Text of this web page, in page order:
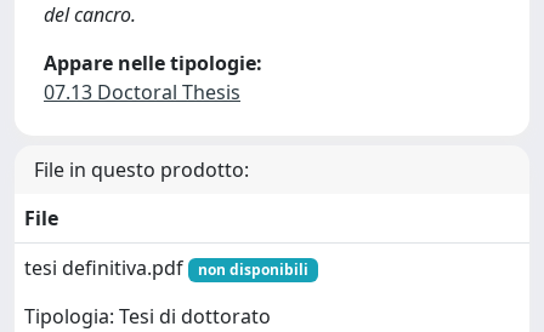
del cancro.
Appare nelle tipologie:
07.13 Doctoral Thesis
File in questo prodotto:
File
tesi definitiva.pdf
non disponibili
Tipologia: Tesi di dottorato